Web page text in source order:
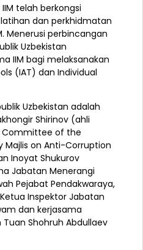
telah berkongsi
dan perkhidmatan
Menerusi perbincangan
Uzbekistan
IIM bagi melaksanakan
(IAT) dan Individual
Uzbekistan adalah
Shirinov (ahli
Committee of the
Majlis on Anti-Corruption
Inoyat Shukurov
Jabatan Menerangi
Pejabat Pendakwaraya,
Inspektor Jabatan
dan kerjasama
Shohruh Abdullaev